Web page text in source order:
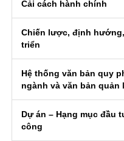
Cải cách hành chính
Chiến lược, định
triển
Hệ thống văn bản quy
ngành và văn bản
Dự án – Hạng mục đầu
công